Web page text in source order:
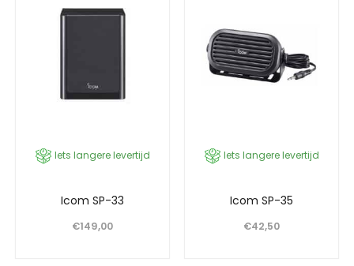
Iets langere levertijd
Icom SP-33
€149,00
Iets langere levertijd
Icom SP-35
€42,50